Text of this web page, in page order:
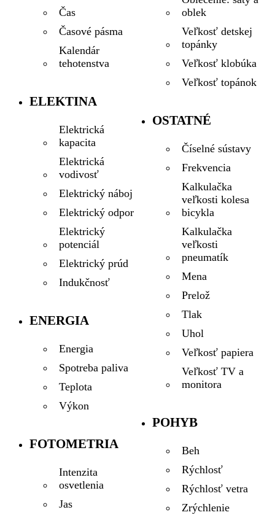
Čas
Časové pásma
Kalendár
tehotenstva
ELEKTINA
Elektrická
kapacita
Elektrická
vodivosť
Elektrický náboj
Elektrický odpor
Elektrický
potenciál
Elektrický prúd
Indukčnosť
ENERGIA
Energia
Spotreba paliva
Teplota
Výkon
FOTOMETRIA
Intenzita
osvetlenia
Jas
oblek
Veľkosť detskej
topánky
Veľkosť klobúka
Veľkosť topánok
OSTATNÉ
Číselné sústavy
Frekvencia
Kalkulačka
veľkosti kolesa
bicykla
Kalkulačka
veľkosti
pneumatík
Mena
Prelož
Tlak
Uhol
Veľkosť papiera
Veľkosť TV a
monitora
POHYB
Beh
Rýchlosť
Rýchlosť vetra
Zrýchlenie